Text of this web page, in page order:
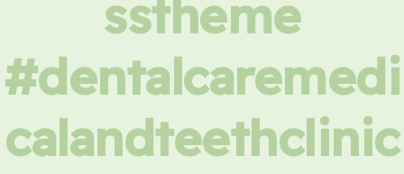
sstheme
#dentalcaremedi
calandteethclinic